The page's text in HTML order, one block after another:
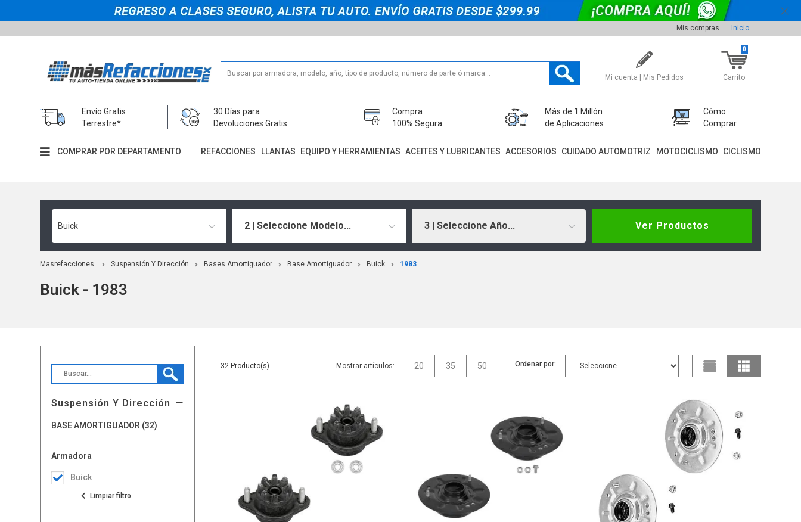
Mis compras Inicio
Mi cuenta | Mis Pedidos Carrito
0
Envío Gratis
Terrestre*
30 Días para
Devoluciones Gratis
Compra
100% Segura
Más de 1 Millón
de Aplicaciones
Cómo
Comprar
COMPRAR POR DEPARTAMENTO REFACCIONES LLANTAS EQUIPO Y HERRAMIENTAS ACEITES Y LUBRICANTES ACCESORIOS CUIDADO AUTOMOTRIZ MOTOCICLISMO CICLISMO
Buick 2 | Seleccione Modelo... 3 | Seleccione Año... Ver Productos
Masrefacciones Suspensión Y Dirección Bases Amortiguador Base Amortiguador Buick 1983
Buick - 1983
Suspensión Y Dirección
BASE AMORTIGUADOR (32)
Armadora
Buick
32 Mostrar artículos: 20 35 50 Ordenar por: